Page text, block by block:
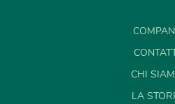
CHI
LA